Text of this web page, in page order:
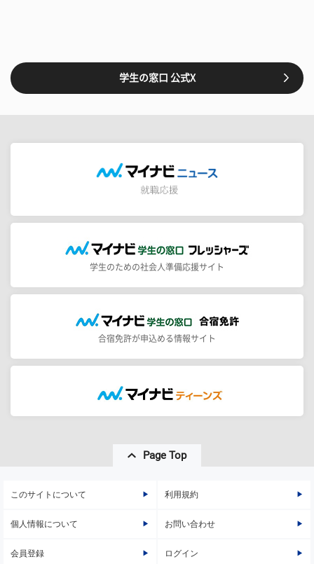
学生の窓口 公式X
学生のための社会人準備応援サイト
合宿免許が申込める情報サイト
Page Top
このサイトについて 利用規約
個人情報について お問い合わせ
会員登録 ログイン